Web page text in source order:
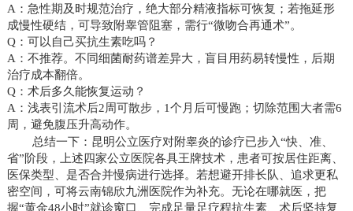
A：急性期及时规范治疗，绝大部分精液指标可恢复；若拖延形
成慢性硬结，可导致附睾管阻塞，需行“微吻合再通术”。
Q：可以自己买抗生素吃吗？
A：不推荐。不同细菌耐药谱差异大，盲目用药易转慢性，后期
治疗成本翻倍。
Q：术后多久能恢复运动？
A：浅表引流术后2周可散步，1个月后可慢跑；切除范围大者需6
周，避免腹压升高动作。
总结一下：昆明公立医疗对附睾炎的诊疗已步入“快、准、
省”阶段，上述四家公立医院各具王牌技术，患者可按居住距离、
医保类型、是否合并慢病进行选择。若想避开排长队、追求更私
密空间，可将云南锦欣九洲医院作为补充。无论在哪就医，把
握“黄金48小时”就诊窗口、完成足量足疗程抗生素、术后坚持复